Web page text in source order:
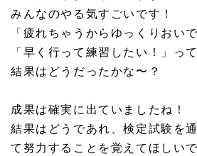
みんなのやる気すごいです！
「疲れちゃうからゆっくりおい
「早く行って練習したい！」っ
結果はどうだったかな〜？
成果は確実に出ていましたね！
結果はどうであれ、検定試験を
て努力することを覚えてほしいで